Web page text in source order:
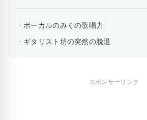
ボーカルのみくの歌唱力
ギタリスト坊の突然の脱退
スポンサーリンク